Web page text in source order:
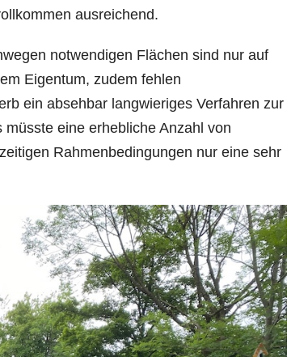
ausreichend.
notwendigen Flächen sind nur auf
Eigentum, zudem fehlen
ein absehbar langwieriges Verfahren zur
eine erhebliche Anzahl von
Rahmenbedingungen nur eine sehr